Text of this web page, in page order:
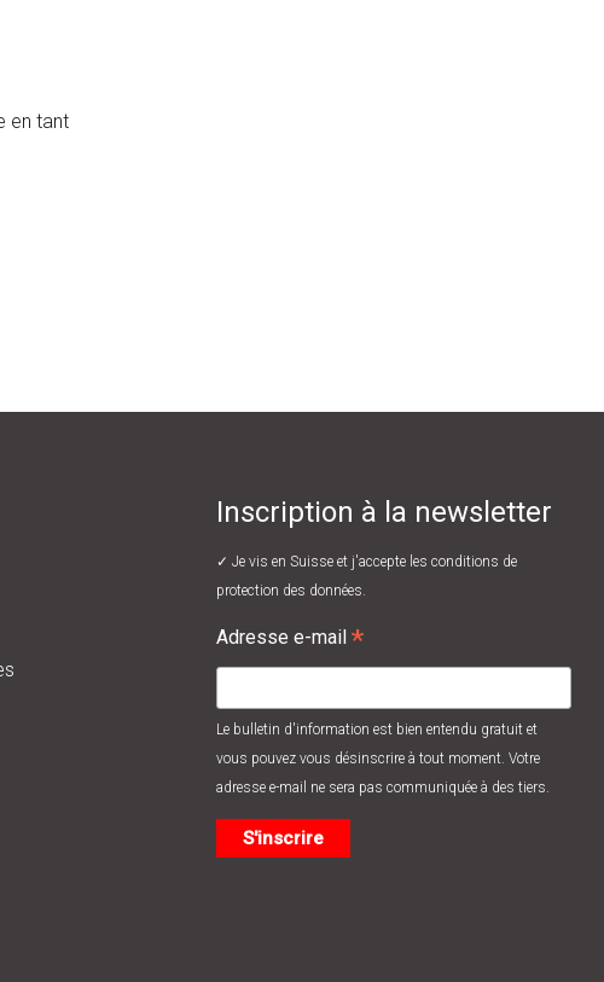
en tant
Inscription à la newsletter
✓ Je vis en Suisse et j'accepte les conditions de
protection des données.
Adresse e-mail *
Le bulletin d'information est bien entendu gratuit et
vous pouvez vous désinscrire à tout moment. Votre
adresse e-mail ne sera pas communiquée à des tiers.